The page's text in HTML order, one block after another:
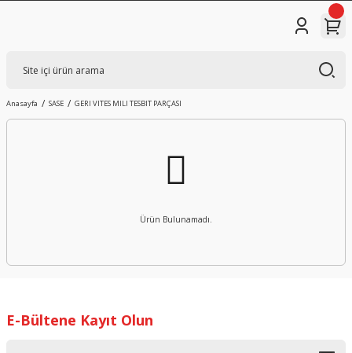
Anasayfa SASE GERI VITES MILI TESBIT PARÇASI
Ürün Bulunamadı.
E-Bültene Kayıt Olun